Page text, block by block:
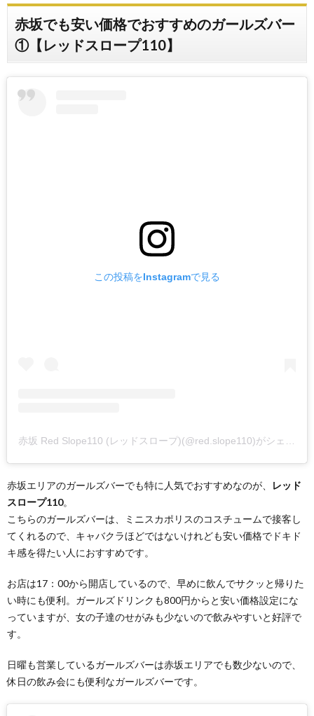
赤坂でも安い価格でおすすめのガールズバー
①【レッドスロープ110】
この投稿をInstagramで見る
赤坂エリアのガールズバーでも特に人気でおすすめなのが、
レッド
スロープ110。
こちらのガールズバーは、ミニスカポリスのコスチュームで接客し
てくれるので、キャバクラほどではないけれども安い価格でドキド
キ感を得たい人におすすめです。
お店は17：00から開店しているので、早めに飲んでサクッと帰りた
い時にも便利。ガールズドリンクも800円からと安い価格設定にな
っていますが、女の子達のせがみも少ないので飲みやすいと好評で
す。
日曜も営業しているガールズバーは赤坂エリアでも数少ないので、
休日の飲み会にも便利なガールズバーです。